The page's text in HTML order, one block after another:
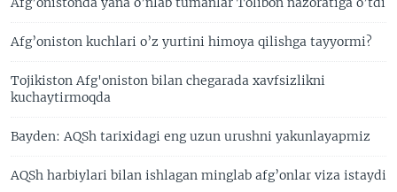
Afg’oniston kuchlari o’z yurtini himoya qilishga tayyormi?
Tojikiston Afg'oniston bilan chegarada xavfsizlikni
kuchaytirmoqda
Bayden: AQSh tarixidagi eng uzun urushni yakunlayapmiz
AQSh harbiylari bilan ishlagan minglab afg’onlar viza istaydi